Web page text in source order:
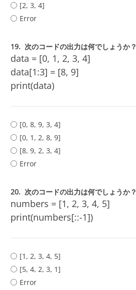
[2, 3, 4]
Error
19. 次のコードの出力は何でしょうか？
data = [0, 1, 2, 3, 4]
data[1:3] = [8, 9]
print(data)
[0, 8, 9, 3, 4]
[0, 1, 2, 8, 9]
[8, 9, 2, 3, 4]
Error
20. 次のコードの出力は何でしょうか？
numbers = [1, 2, 3, 4, 5]
print(numbers[::-1])
[1, 2, 3, 4, 5]
[5, 4, 2, 3, 1]
Error